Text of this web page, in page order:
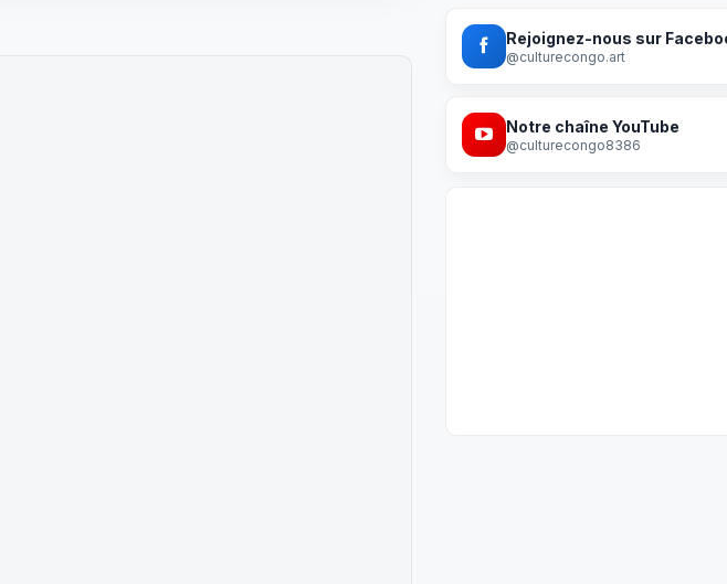
Rejoignez-nous sur
@culturecongo.art
Notre chaîne YouTube
@culturecongo8386